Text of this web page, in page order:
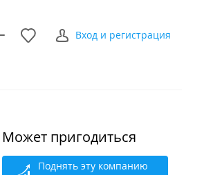
Вход и регистрация
Может пригодиться
Поднять эту компанию